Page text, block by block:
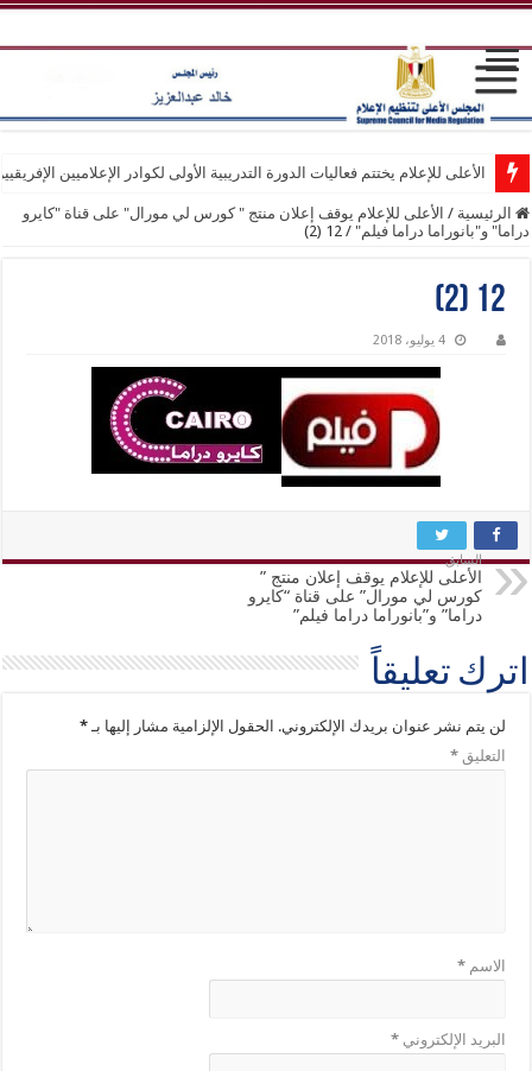
الأعلى للإعلام يختتم فعاليات الدورة التدريبية الأولى لكوادر الإعلاميين
الرئيسية / الأعلى للإعلام يوقف إعلان منتج " كورس لي مورال" على قناة "كايرو
دراما" و"بانوراما دراما فيلم" /
12 (2)
12 (2)
4 يوليو، 2018
السابق
الأعلى للإعلام يوقف إعلان منتج ”
كورس لي مورال” على قناة “كايرو
دراما” و”بانوراما دراما فيلم”
اترك تعليقاً
لن يتم نشر عنوان بريدك الإلكتروني. الحقول الإلزامية مشار إليها بـ*
التعليق*
الاسم*
البريد الإلكتروني*